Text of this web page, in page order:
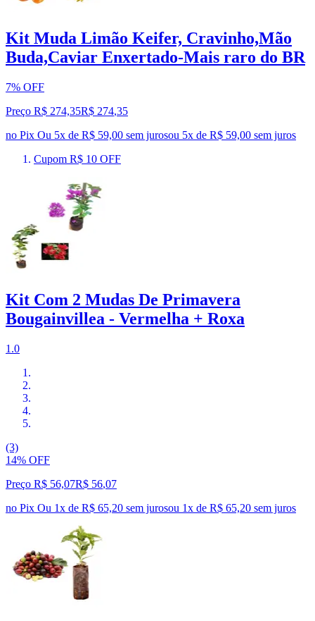
Kit Muda Limão Keifer, Cravinho,Mão
Buda,Caviar Enxertado-Mais raro do BR
7% OFF
Preço R$ 274,35R$ 274,35
no Pix Ou 5x de R$ 59,00 sem jurosou 5x de R$ 59,00 sem juros
Cupom R$ 10 OFF
Kit Com 2 Mudas De Primavera
Bougainvillea - Vermelha + Roxa
1.0
(3)
14% OFF
Preço R$ 56,07R$ 56,07
no Pix Ou 1x de R$ 65,20 sem jurosou 1x de R$ 65,20 sem juros